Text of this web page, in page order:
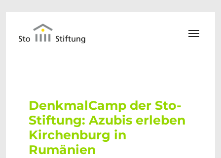
DenkmalCamp der Sto-
Stiftung: Azubis erleben
Kirchenburg in
Rumänien